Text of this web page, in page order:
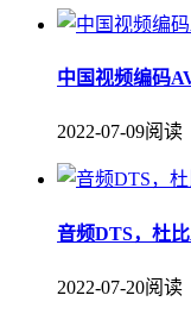
中国视频编码
2022-07-09阅读
音频DTS，杜
2022-07-20阅读